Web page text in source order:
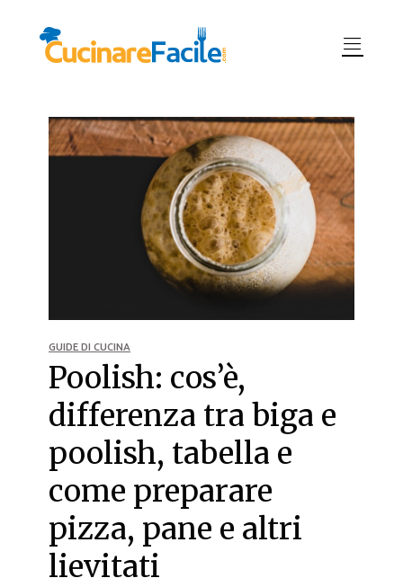
GUIDE DI CUCINA
Poolish: cos’è,
differenza tra biga e
poolish, tabella e
come preparare
pizza, pane e altri
lievitati